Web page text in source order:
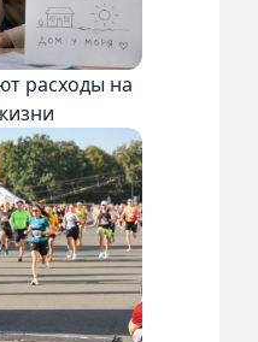
расходы на